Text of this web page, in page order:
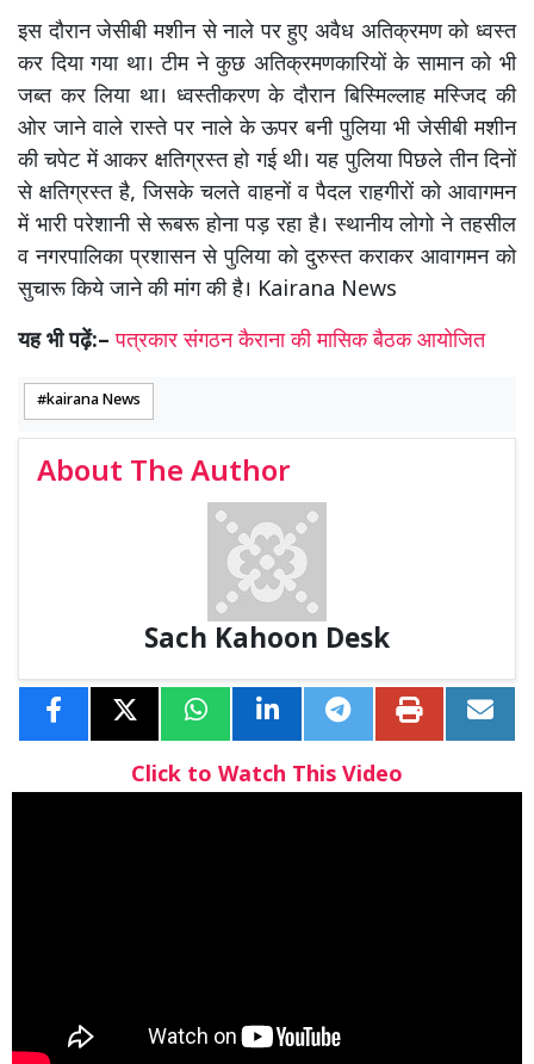
इस दौरान जेसीबी मशीन से नाले पर हुए अवैध अतिक्रमण को ध्वस्त
कर दिया गया था। टीम ने कुछ अतिक्रमणकारियों के सामान को भी
जब्त कर लिया था। ध्वस्तीकरण के दौरान बिस्मिल्लाह मस्जिद की
ओर जाने वाले रास्ते पर नाले के ऊपर बनी पुलिया भी जेसीबी मशीन
की चपेट में आकर क्षतिग्रस्त हो गई थी। यह पुलिया पिछले तीन दिनों
से क्षतिग्रस्त है, जिसके चलते वाहनों व पैदल राहगीरों को आवागमन
में भारी परेशानी से रूबरू होना पड़ रहा है। स्थानीय लोगो ने तहसील
व नगरपालिका प्रशासन से पुलिया को दुरुस्त कराकर आवागमन को
सुचारू किये जाने की मांग की है। Kairana News
यह भी पढ़ें:–पत्रकार संगठन कैराना की मासिक बैठक आयोजित
kairana News
About The Author
Sach Kahoon Desk
Click to Watch This Video